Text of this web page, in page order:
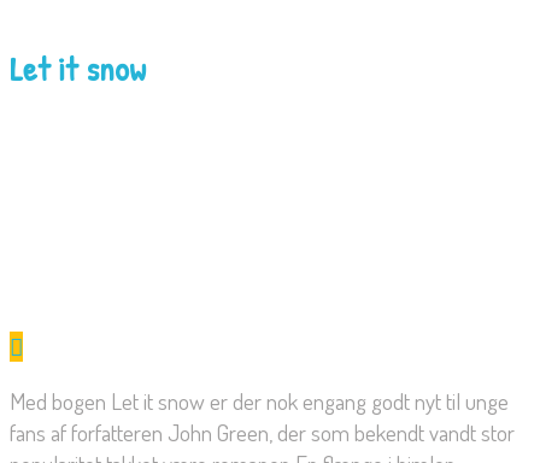
Let it snow
Med bogen Let it snow er der nok engang godt nyt til unge
fans af forfatteren John Green, der som bekendt vandt stor